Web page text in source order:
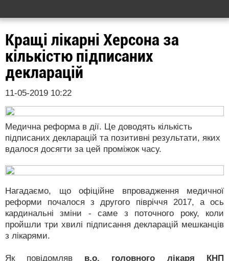
Кращі лікарні Херсона за
кількістю підписаних
декларацій
11-05-2019 10:22
Медична реформа в дії. Це доводять кількість
підписаних декларацій та позитивні результати, яких
вдалося досягти за цей проміжок часу.
Нагадаємо, що офіційне впровадження медичної
реформи почалося з другого півріччя 2017, а ось
кардинальні зміни - саме з поточного року, коли
пройшли три хвилі підписання декларацій мешканців
з лікарями.
Як повідомляв в.о. головного лікаря КНП